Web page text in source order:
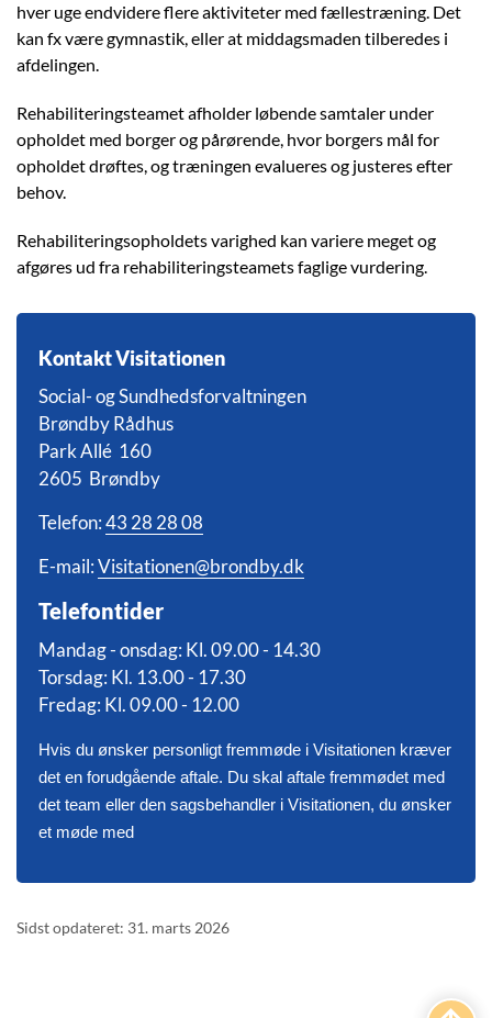
hver uge endvidere flere aktiviteter med fællestræning. Det
kan fx være gymnastik, eller at middagsmaden tilberedes i
afdelingen.
Rehabiliteringsteamet afholder løbende samtaler under
opholdet med borger og pårørende, hvor borgers mål for
opholdet drøftes, og træningen evalueres og justeres efter
behov.
Rehabiliteringsopholdets varighed kan variere meget og
afgøres ud fra rehabiliteringsteamets faglige vurdering.
Kontakt Visitationen
Social- og Sundhedsforvaltningen
Brøndby Rådhus
Park Allé 160
2605 Brøndby
Telefon:43 28 28 08
E-mail:Visitationen@brondby.dk
Telefontider
Mandag - onsdag: Kl. 09.00 - 14.30
Torsdag: Kl. 13.00 - 17.30
Fredag: Kl. 09.00 - 12.00
Hvis du ønsker personligt fremmøde i Visitationen kræver
det en forudgående aftale. Du skal aftale fremmødet med
det team eller den sagsbehandler i Visitationen, du ønsker
et møde med
Sidst opdateret: 31. marts 2026